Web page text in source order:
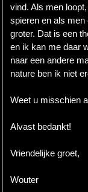
Site
vind. Als men
spieren en als
groter. Dat is een
en ik kan me daar
naar een andere
nature ben ik niet
Weet u misschien
Alvast bedankt!
Vriendelijke groet,
Wouter